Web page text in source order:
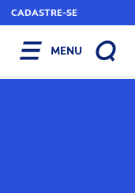
CADASTRE-SE
MENU